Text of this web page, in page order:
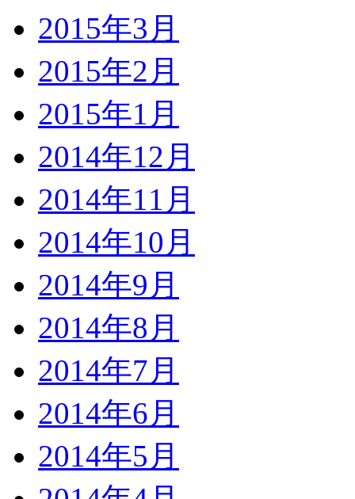
2015年3月
2015年2月
2015年1月
2014年12月
2014年11月
2014年10月
2014年9月
2014年8月
2014年7月
2014年6月
2014年5月